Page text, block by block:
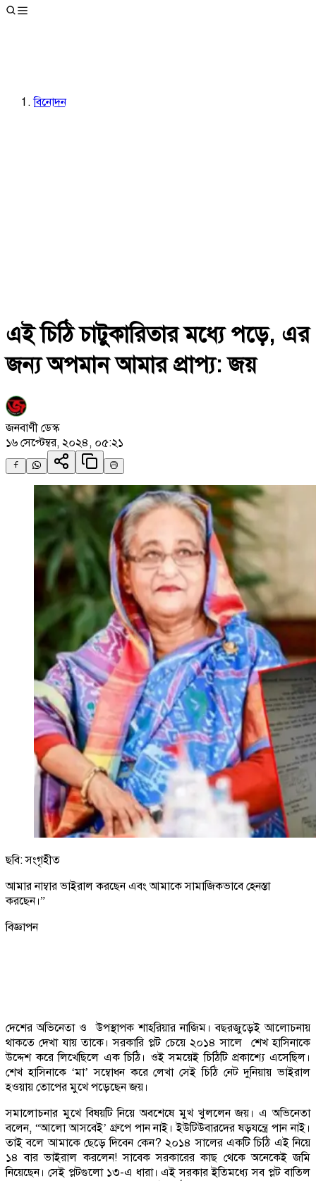
বিনোদন
এই চিঠি চাটুকারিতার মধ্যে পড়ে, এর
জন্য অপমান আমার প্রাপ্য: জয়
জনবাণী ডেস্ক
১৬ সেপ্টেম্বর, ২০২৪, ০৫:২১
ছবি: সংগৃহীত
আমার নাম্বার ভাইরাল করছেন এবং আমাকে সামাজিকভাবে হেনস্তা
করছেন।”
বিজ্ঞাপন
দেশের অভিনেতা ও উপস্থাপক শাহরিয়ার নাজিম। বছরজুড়েই আলোচনায়
থাকতে দেখা যায় তাকে। সরকারি প্লট চেয়ে ২০১৪ সালে শেখ হাসিনাকে
উদ্দেশ করে লিখেছিলে এক চিঠি। ওই সময়েই চিঠিটি প্রকাশ্যে এসেছিল।
শেখ হাসিনাকে ‘মা’ সম্বোধন করে লেখা সেই চিঠি নেট দুনিয়ায় ভাইরাল
হওয়ায় তোপের মুখে পড়েছেন জয়।
সমালোচনার মুখে বিষয়টি নিয়ে অবশেষে মুখ খুললেন জয়। এ অভিনেতা
বলেন, “আলো আসবেই’ গ্রুপে পান নাই। ইউটিউবারদের ষড়যন্ত্রে পান নাই।
তাই বলে আমাকে ছেড়ে দিবেন কেন? ২০১৪ সালের একটি চিঠি এই নিয়ে
১৪ বার ভাইরাল করলেন! সাবেক সরকারের কাছ থেকে অনেকেই জমি
নিয়েছেন। সেই প্লটগুলো ১৩-এ ধারা। এই সরকার ইতিমধ্যে সব প্লট বাতিল